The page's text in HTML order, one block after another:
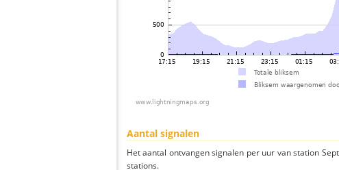
Aantal signalen
Het aantal ontvangen signalen per uur van station
stations.